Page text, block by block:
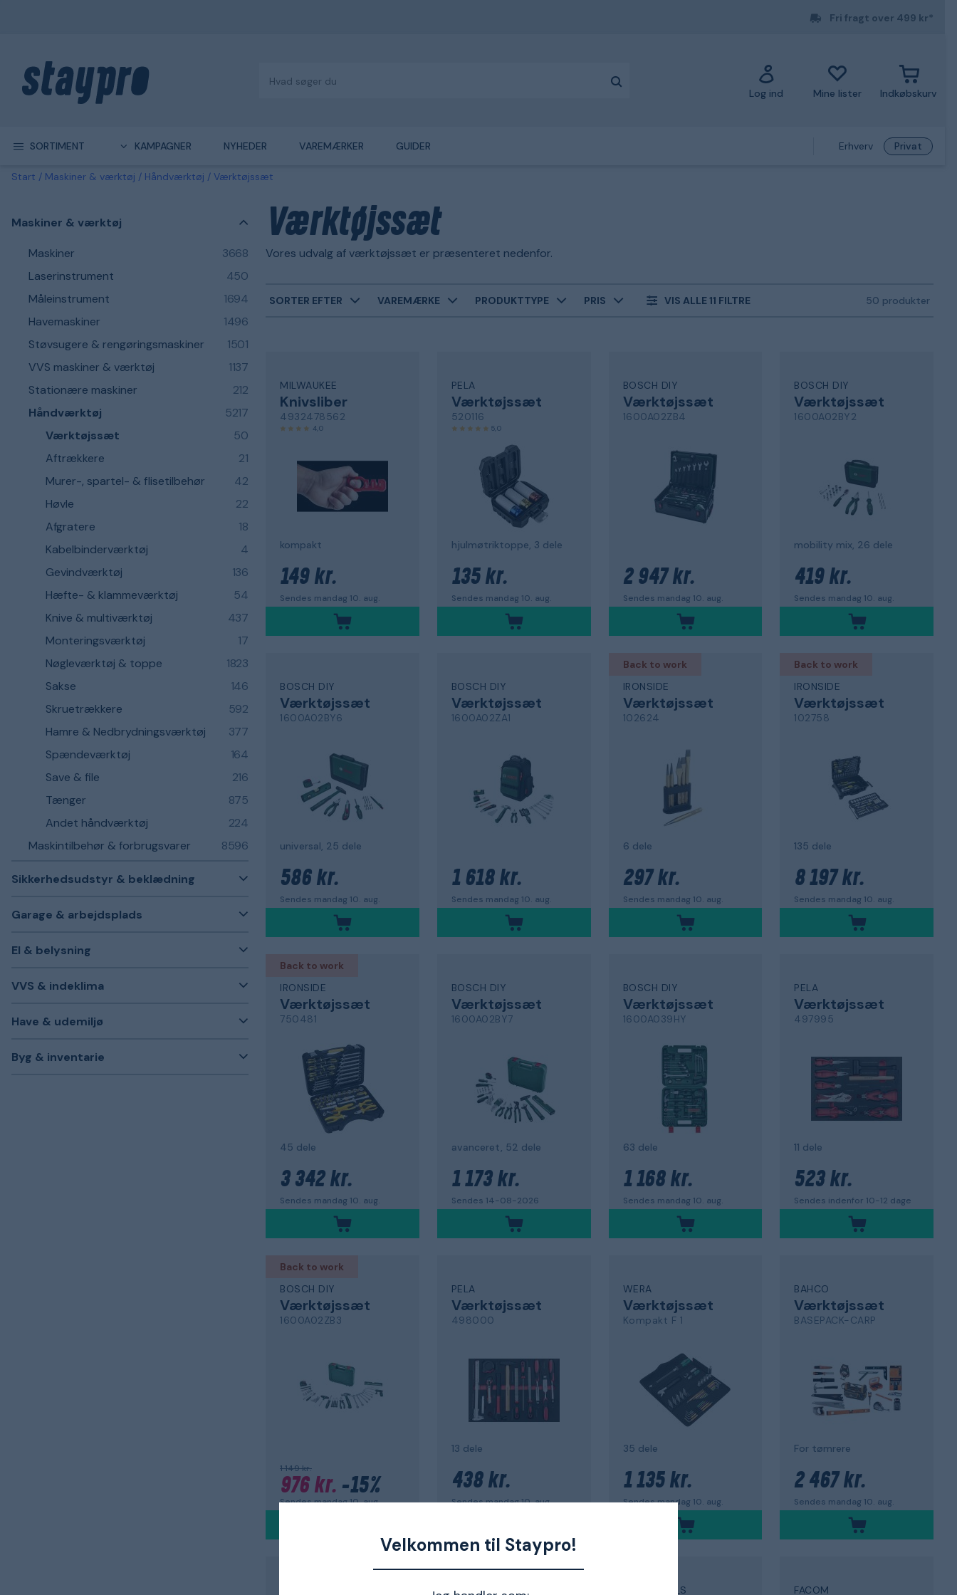
Velkommen til Staypro!
Fri fragt over 499 kr*
Log ind Mine lister Indkøbskurv
SORTIMENT KAMPAGNER NYHEDER VAREMÆRKER GUIDER Erhverv Privat
Start Maskiner & værktøj Håndværktøj Værktøjssæt
Maskiner & værktøj
Maskiner
3668
Laserinstrument
450
Måleinstrument
1694
Havemaskiner
1496
Støvsugere & rengøringsmaskiner
1501
VVS maskiner & værktøj
1137
Stationære maskiner
212
Håndværktøj
5217
Værktøjssæt
50
Aftrækkere
21
Murer-, spartel- & flisetilbehør
42
Høvle
22
Afgratere
18
Kabelbinderværktøj
4
Gevindværktøj
136
Hæfte- & klammeværktøj
54
Knive & multiværktøj
437
Monteringsværktøj
17
Nøgleværktøj & toppe
1823
Sakse
146
Skruetrækkere
592
Hamre & Nedbrydningsværktøj
377
Spændeværktøj
164
Save & file
216
Tænger
875
Andet håndværktøj
224
Maskintilbehør & forbrugsvarer
8596
Sikkerhedsudstyr & beklædning
Garage & arbejdsplads
El & belysning
VVS & indeklima
Have & udemiljø
Byg & inventarie
Værktøjssæt
Vores udvalg af værktøjssæt er præsenteret nedenfor.
SORTER EFTER VAREMÆRKE PRODUKTTYPE PRIS VIS ALLE 11 FILTRE 50 produkter
MILWAUKEE
Knivsliber
4932478562
4,0
kompakt
149 kr.
Sendes mandag 10. aug.
PELA
Værktøjssæt
520116
5,0
hjulmøtriktoppe, 3 dele
135 kr.
Sendes mandag 10. aug.
BOSCH DIY
Værktøjssæt
1600A02ZB4
2 947 kr.
Sendes mandag 10. aug.
BOSCH DIY
Værktøjssæt
1600A02BY2
mobility mix, 26 dele
419 kr.
Sendes mandag 10. aug.
BOSCH DIY
Værktøjssæt
1600A02BY6
universal, 25 dele
586 kr.
Sendes mandag 10. aug.
BOSCH DIY
Værktøjssæt
1600A02ZA1
1 618 kr.
Sendes mandag 10. aug.
Back to work
IRONSIDE
Værktøjssæt
102624
6 dele
297 kr.
Sendes mandag 10. aug.
Back to work
IRONSIDE
Værktøjssæt
102758
135 dele
8 197 kr.
Sendes mandag 10. aug.
Back to work
IRONSIDE
Værktøjssæt
750481
45 dele
3 342 kr.
Sendes mandag 10. aug.
BOSCH DIY
Værktøjssæt
1600A02BY7
avanceret, 52 dele
1 173 kr.
Sendes 14-08-2026
BOSCH DIY
Værktøjssæt
1600A039HY
63 dele
1 168 kr.
Sendes mandag 10. aug.
PELA
Værktøjssæt
497995
11 dele
523 kr.
Sendes indenfor 10-12 dage
Back to work
BOSCH DIY
Værktøjssæt
1600A02ZB3
1 149 kr.
976 kr. -15%
Sendes mandag 10. aug.
PELA
Værktøjssæt
498000
13 dele
438 kr.
Sendes mandag 10. aug.
WERA
Værktøjssæt
Kompakt F 1
35 dele
1 135 kr.
Sendes mandag 10. aug.
BAHCO
Værktøjssæt
BASEPACK-CARP
For tømrere
2 467 kr.
Sendes mandag 10. aug.
BOSCH DIY TENG TOOLS FACOM